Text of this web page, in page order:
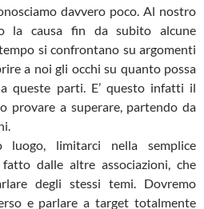
davvero poco. Al nostro
la causa fin da subito alcune
si confrontano su argomenti
a noi gli occhi su quanto possa
queste parti. E’ questo infatti il
provare a superare, partendo da
limitarci nella semplice
dalle altre associazioni, che
degli stessi temi. Dovremo
e parlare a target totalmente